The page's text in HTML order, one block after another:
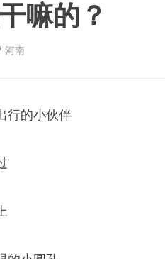
嘛的？
河南
行的小伙伴